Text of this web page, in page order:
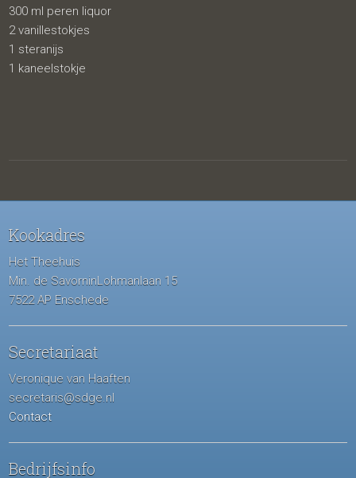
300 ml peren liquor
2 vanillestokjes
1 steranijs
1 kaneelstokje
Kookadres
Het Theehuis
Min. de SavorninLohmanlaan 15
7522 AP Enschede
Secretariaat
Veronique van Haaften
secretaris@sdge.nl
Contact
Bedrijfsinfo